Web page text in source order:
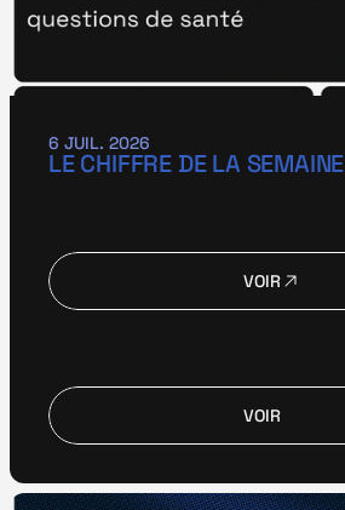
6 JUIL. 2026
LE CHIFFRE DE LA SEMAINE
VOIR
VOIR